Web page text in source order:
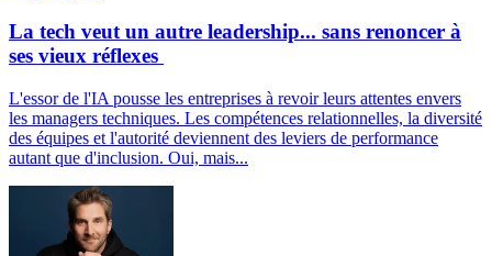
La tech veut un autre leadership... sans renoncer à
ses vieux réflexes
L'essor de l'IA pousse les entreprises à revoir leurs attentes envers
les managers techniques. Les compétences relationnelles, la diversité
des équipes et l'autorité deviennent des leviers de performance
autant que d'inclusion. Oui, mais...